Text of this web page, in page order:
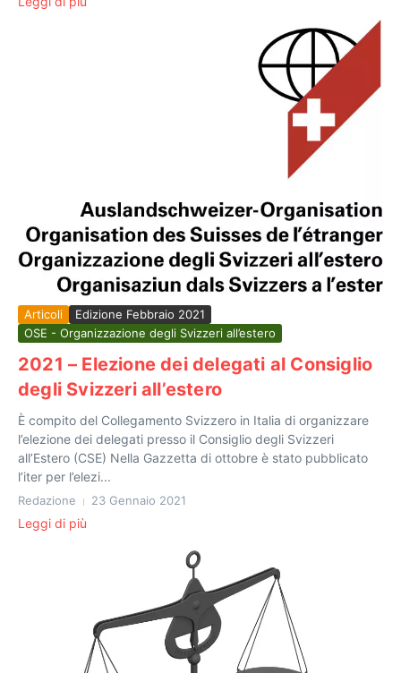
Articoli
Edizione Febbraio 2021
OSE - Organizzazione degli Svizzeri all’estero
2021 – Elezione dei delegati al Consiglio
degli Svizzeri all’estero
È compito del Collegamento Svizzero in Italia di organizzare
l’elezione dei delegati presso il Consiglio degli Svizzeri
all’Estero (CSE) Nella Gazzetta di ottobre è stato pubblicato
l’iter per l’elezi...
Redazione 23 Gennaio 2021
Leggi di più